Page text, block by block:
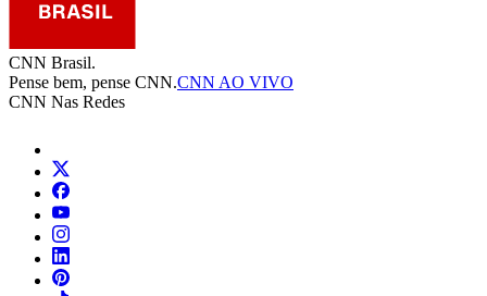
CNN Brasil.
Pense bem, pense CNN.CNN AO VIVO
CNN Nas Redes